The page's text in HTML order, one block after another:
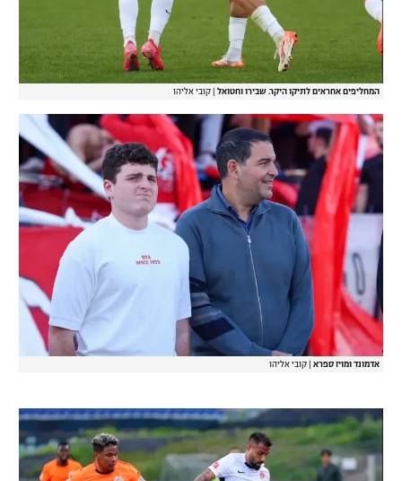
המחליפים אחראים לתיקו היקר. שבירו וחטואל קובי אליהו
אדמונד ומויז ספרא קובי אליהו